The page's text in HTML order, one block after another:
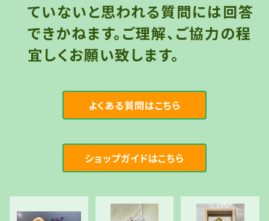
ていないと思われる質問には回答
できかねます。ご理解、ご協力の程
宜しくお願い致します。
よくある質問はこちら
ショップガイドはこちら